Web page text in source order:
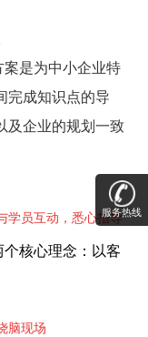
服务热线
案是为中小企业特
完成知识点的导
及企业的规划一致
学员互动，悉心指导
个核心理念：以客
脑现场